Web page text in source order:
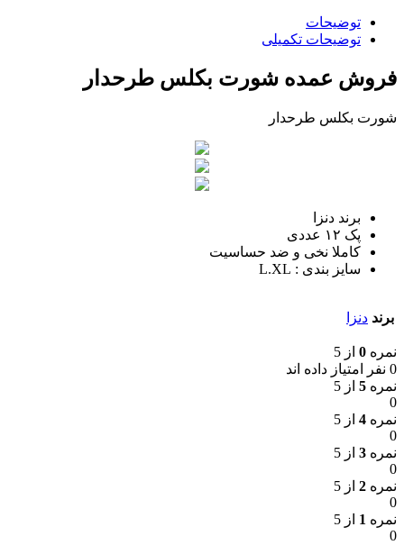
توضیحات
توضیحات تکمیلی
فروش عمده شورت بکلس طرحدار
شورت بکلس طرحدار
برند دنزا
پک ١٢ عددی
کاملا نخی و‌ ضد حساسیت
سایز بندی : L.XL
برند دنزا
نمره 0 از 5
0 نفر امتیاز داده اند
نمره 5 از 5
0
نمره 4 از 5
0
نمره 3 از 5
0
نمره 2 از 5
0
نمره 1 از 5
0